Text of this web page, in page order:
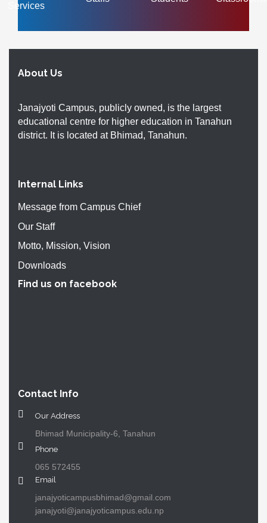
Services
About Us
Janajyoti Campus, publicly owned, is the largest
educational centre for higher education in Tanahun
district. It is located at Bhimad, Tanahun.
Internal Links
Message from Campus Chief
Our Staff
Motto, Mission, Vision
Downloads
Find us on facebook
Contact Info
Our Address
Bhimad Municipality-6, Tanahun
Phone
065 572455
Email
janajyoticampusbhimad@gmail.com
janajyoti@janajyoticampus.edu.np